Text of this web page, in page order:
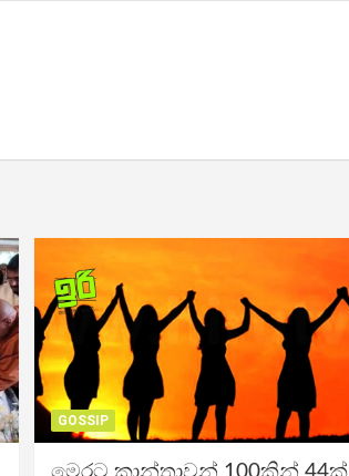
GOSSIP